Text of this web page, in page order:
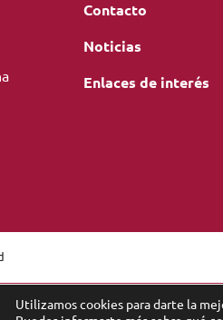
Contacto
Noticias
Enlaces de interés
Utilizamos cookies para darte la